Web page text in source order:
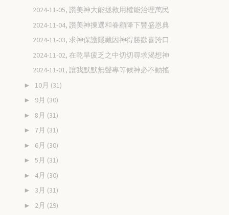
2024-11-05, 讚美神大能拯救用權能治理萬民
2024-11-04, 讚美神揀選和眷顧降下豐盛恩典
2024-11-03, 求神保護隱藏因神得勝歡喜誇口
2024-11-02, 在乾旱疲乏之中切切尋求渴想神
2024-11-01, 讓我默默無聲專等候神必不動搖
► 10月 (31)
► 9月 (30)
► 8月 (31)
► 7月 (31)
► 6月 (30)
► 5月 (31)
► 4月 (30)
► 3月 (31)
► 2月 (29)